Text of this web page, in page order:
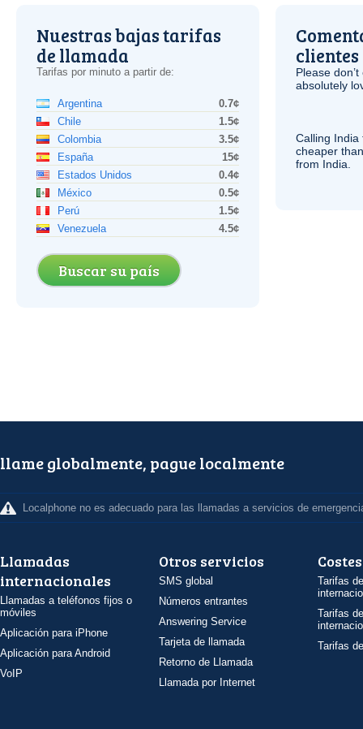
Nuestras bajas tarifas
de llamada
Tarifas por minuto a partir de:
Argentina
0.7¢
Chile
1.5¢
Colombia
3.5¢
España
15¢
Estados Unidos
0.4¢
México
0.5¢
Perú
1.5¢
Venezuela
4.5¢
Buscar su país
clientes
Please
absolutely
Calling
cheaper
from India.
llame globalmente, pague localmente
Localphone no es adecuado para las llamadas a servicios de
Llamadas
internacionales
Llamadas a teléfonos fijos o
móviles
Aplicación para iPhone
Aplicación para Android
VoIP
Otros servicios
SMS global
Números entrantes
Answering Service
Tarjeta de llamada
Retorno de Llamada
Llamada por Internet
Costes
Tarifas
Tarifas
Tarifas